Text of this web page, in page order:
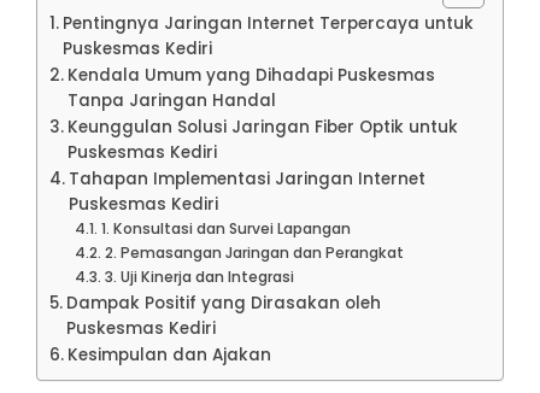
Pentingnya Jaringan Internet Terpercaya untuk
Puskesmas Kediri
Kendala Umum yang Dihadapi Puskesmas
Tanpa Jaringan Handal
Keunggulan Solusi Jaringan Fiber Optik untuk
Puskesmas Kediri
Tahapan Implementasi Jaringan Internet
Puskesmas Kediri
1. Konsultasi dan Survei Lapangan
2. Pemasangan Jaringan dan Perangkat
3. Uji Kinerja dan Integrasi
Dampak Positif yang Dirasakan oleh
Puskesmas Kediri
Kesimpulan dan Ajakan